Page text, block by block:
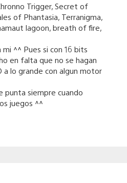
Trigger, Secret of
of Phantasia, Terranigma,
lagoon, breath of fire,
^^ Pues si con 16 bits
en falta que no se hagan
a lo grande con algun motor
punta siempre cuando
juegos ^^